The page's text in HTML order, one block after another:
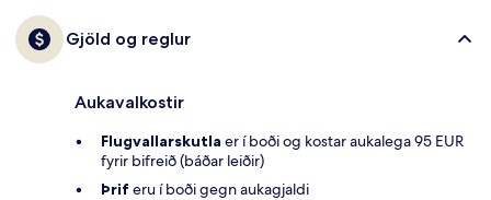
Gjöld og reglur
Aukavalkostir
Flugvallarskutla er í boði og kostar aukalega 95 EUR
fyrir bifreið (báðar leiðir)
Þrif eru í boði gegn aukagjaldi